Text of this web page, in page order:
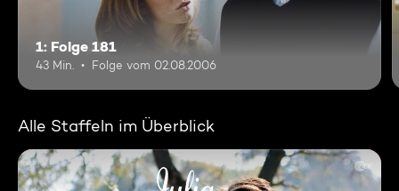
1: Folge 181
43 Min. Folge vom 02.08.2006
Alle Staffeln im Überblick